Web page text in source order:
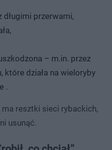
długimi przerwami,
– m.in. przez
które działa na wieloryby
.
resztki sieci rybackich,
usunąć.